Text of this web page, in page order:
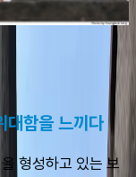
대함을 느끼다
형성하고 있는 보